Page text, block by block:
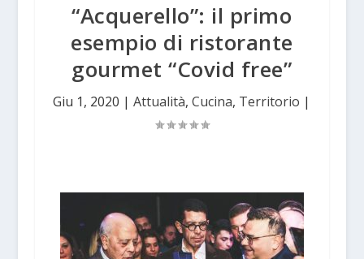
“Acquerello”: il primo
esempio di ristorante
gourmet “Covid free”
Giu 1, 2020 |Attualità,Cucina, Territorio |